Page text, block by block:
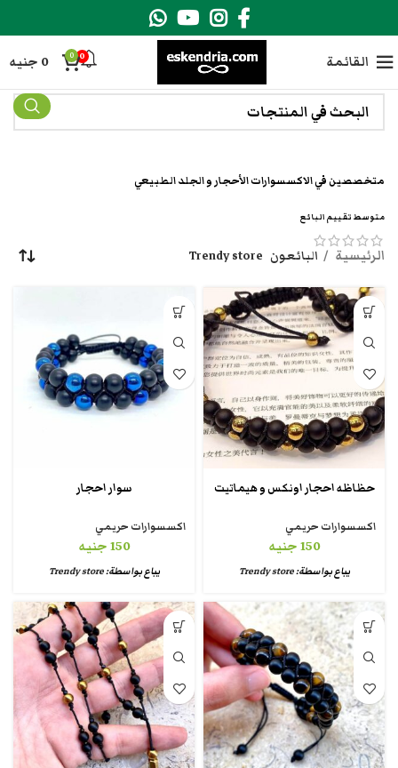
القائمة 0
0
0 جنيه
متخصصين في الاكسسوارات الأحجار و الجلد الطبيعي
متوسط تقييم البائع
الرئيسية البائعون Trendy store
حظاظه احجار اونكس و هيماتيت
اكسسوارات حريمي
150جنيه
يباع بواسطة:Trendy store
سوار احجار
اكسسوارات حريمي
150جنيه
يباع بواسطة:Trendy store